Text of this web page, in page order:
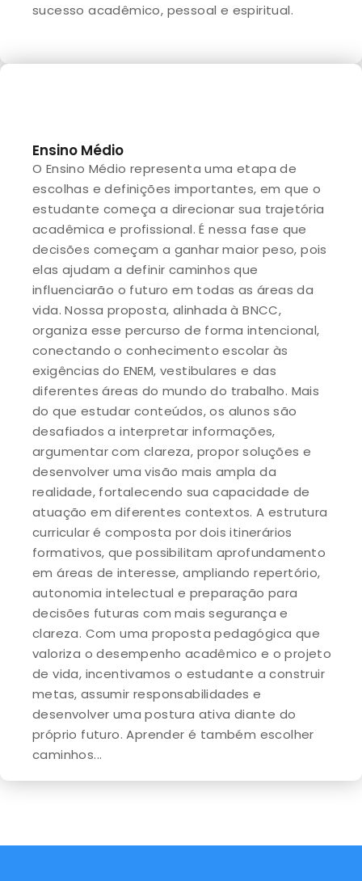
sucesso acadêmico, pessoal e espiritual.
Ensino Médio
O Ensino Médio representa uma etapa de
escolhas e definições importantes, em que o
estudante começa a direcionar sua trajetória
acadêmica e profissional. É nessa fase que
decisões começam a ganhar maior peso, pois
elas ajudam a definir caminhos que
influenciarão o futuro em todas as áreas da
vida. Nossa proposta, alinhada à BNCC,
organiza esse percurso de forma intencional,
conectando o conhecimento escolar às
exigências do ENEM, vestibulares e das
diferentes áreas do mundo do trabalho. Mais
do que estudar conteúdos, os alunos são
desafiados a interpretar informações,
argumentar com clareza, propor soluções e
desenvolver uma visão mais ampla da
realidade, fortalecendo sua capacidade de
atuação em diferentes contextos. A estrutura
curricular é composta por dois itinerários
formativos, que possibilitam aprofundamento
em áreas de interesse, ampliando repertório,
autonomia intelectual e preparação para
decisões futuras com mais segurança e
clareza. Com uma proposta pedagógica que
valoriza o desempenho acadêmico e o projeto
de vida, incentivamos o estudante a construir
metas, assumir responsabilidades e
desenvolver uma postura ativa diante do
próprio futuro. Aprender é também escolher
caminhos...